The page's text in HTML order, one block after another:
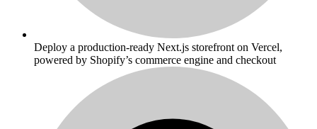
Deploy a production-ready Next.js storefront on Vercel,
powered by Shopify’s commerce engine and checkout